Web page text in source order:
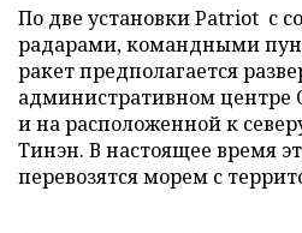
По две установки Patriot с
радарами, командными
ракет предполагается
административном центре
и на расположенной к
Тинэн. В настоящее время
перевозятся морем с